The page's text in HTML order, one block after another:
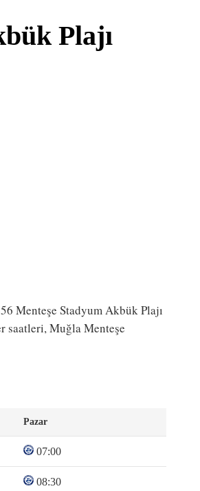
Plajı
Menteşe Stadyum Akbük Plajı
saatleri, Muğla Menteşe
Pazar
07:00
08:30